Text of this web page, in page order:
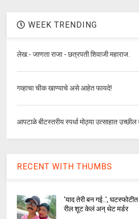
WEEK TRENDING
लेख:- जाणता राजा - छत्रपती शिवाजी महाराज.
गव्हाचा चीक खाण्याचे असे आहेत फायदे!
आपटाळे बीटस्तरीय स्पर्धा मोठ्या उत्साहात
RECENT WITH THUMBS
'याद तेरी बन गई..',
रील शूट केलं अन् थेट मर्डर